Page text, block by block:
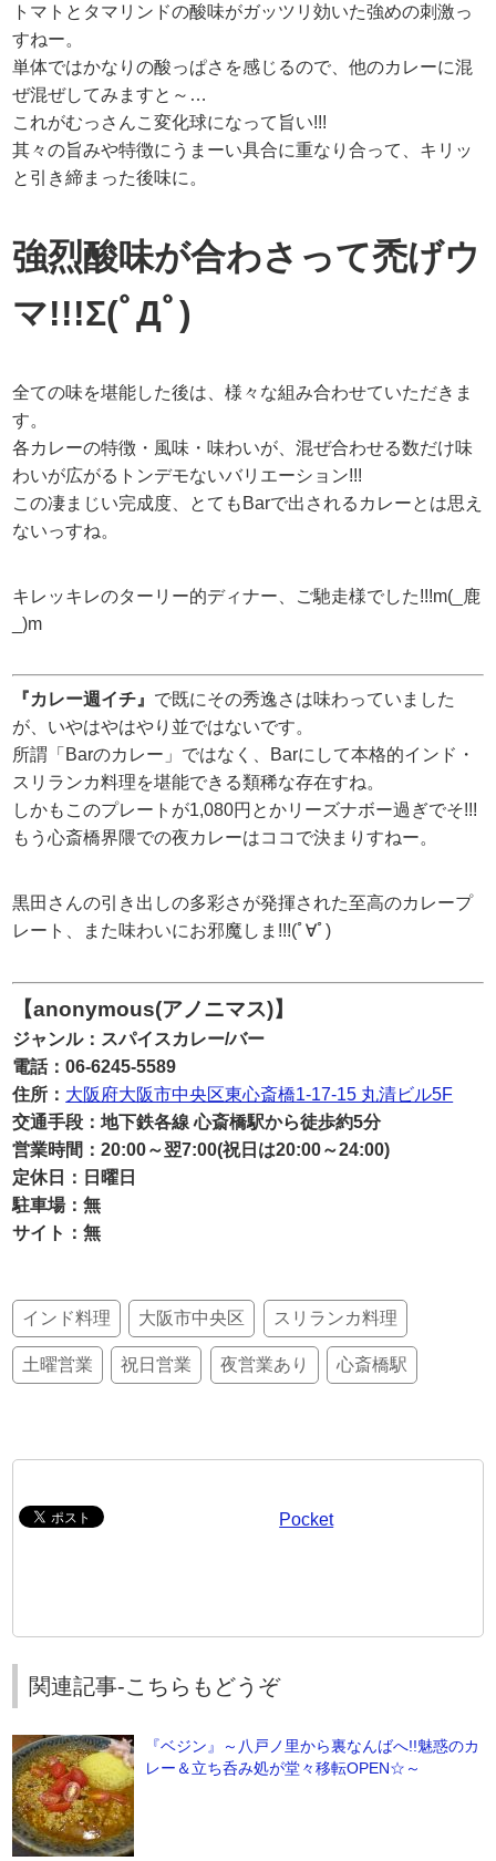
トマトとタマリンドの酸味がガッツリ効いた強めの刺激っ
すねー。
単体ではかなりの酸っぱさを感じるので、他のカレーに混
ぜ混ぜしてみますと～…
これがむっさんこ変化球になって旨い!!!
其々の旨みや特徴にうまーい具合に重なり合って、キリッ
と引き締まった後味に。
強烈酸味が合わさって禿げウ
マ!!!Σ(ﾟДﾟ)
全ての味を堪能した後は、様々な組み合わせていただきま
す。
各カレーの特徴・風味・味わいが、混ぜ合わせる数だけ味
わいが広がるトンデモないバリエーション!!!
この凄まじい完成度、とてもBarで出されるカレーとは思え
ないっすね。
キレッキレのターリー的ディナー、ご馳走様でした!!!m(_鹿
_)m
『カレー週イチ』 で既にその秀逸さは味わっていました
が、いやはやはやり並ではないです。
所謂「Barのカレー」ではなく、Barにして本格的インド・
スリランカ料理を堪能できる類稀な存在すね。
しかもこのプレートが1,080円とかリーズナボー過ぎでそ!!!
もう心斎橋界隈での夜カレーはココで決まりすねー。
黒田さんの引き出しの多彩さが発揮された至高のカレープ
レート、また味わいにお邪魔しま!!!(ﾟ∀ﾟ)
【anonymous(アノニマス)】
ジャンル：スパイスカレー/バー
電話：06-6245-5589
住所： 大阪府大阪市中央区東心斎橋1-17-15 丸清ビル5F
交通手段：地下鉄各線 心斎橋駅から徒歩約5分
営業時間：20:00～翌7:00(祝日は20:00～24:00)
定休日：日曜日
駐車場：無
サイト：無
インド料理 大阪市中央区 スリランカ料理
土曜営業 祝日営業 夜営業あり 心斎橋駅
Pocket
関連記事-こちらもどうぞ
『ベジン』～八戸ノ里から裏なんばへ!!魅惑のカ
レー＆立ち呑み処が堂々移転OPEN☆～